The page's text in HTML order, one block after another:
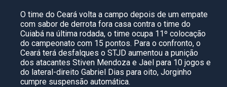
O time do Ceará volta a campo depois de um empate
com sabor de derrota fora casa contra o time do
Cuiabá na última rodada, o time ocupa 11º colocação
do campeonato com 15 pontos. Para o confronto, o
Ceará terá desfalques o STJD aumentou a punição
dos atacantes Stiven Mendoza e Jael para 10 jogos e
do lateral-direito Gabriel Dias para oito, Jorginho
cumpre suspensão automática.